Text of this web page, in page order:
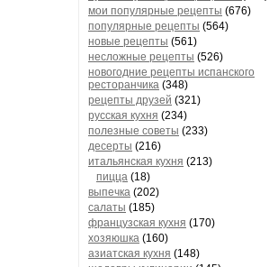
мои популярные рецепты (676)
популярные рецепты (564)
новые рецепты (561)
несложные рецепты (526)
новогодние рецепты испанского
ресторанчика (348)
рецепты друзей (321)
русская кухня (234)
полезные советы (233)
десерты (216)
итальянская кухня (213)
пицца (18)
выпечка (202)
салаты (185)
французская кухня (170)
хозяюшка (160)
азиатская кухня (148)